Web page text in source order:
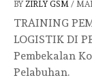
BY ZIRLY GSM /
TRAINING
LOGISTIK DI
Pembekalan
Pelabuhan.